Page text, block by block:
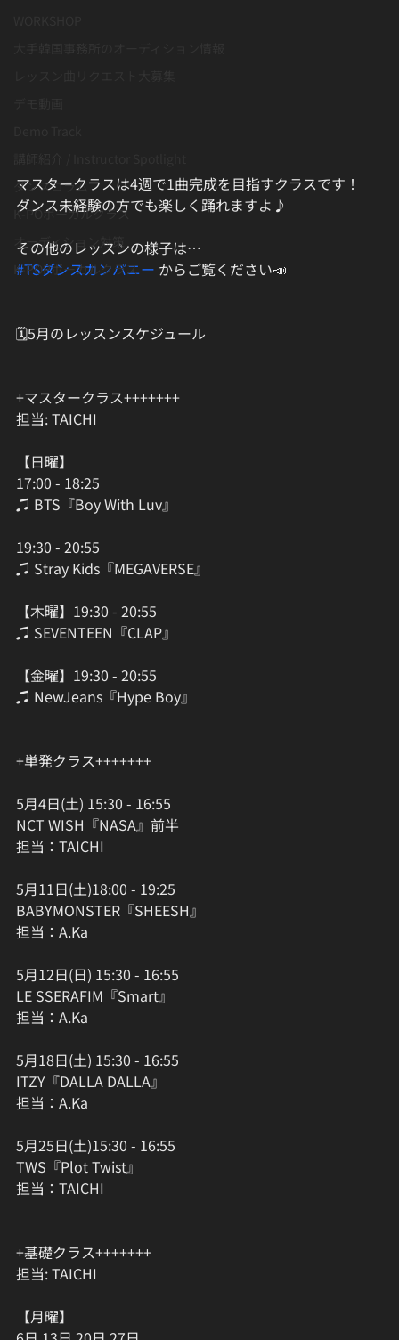
ダンスコラム
K-POボーカルクラス
オーディション対策
K-POPボーカルクラス
マスタークラスは4週で1曲完成を目指すクラスです！
ダンス未経験の方でも楽しく踊れますよ♪
その他のレッスンの様子は…
#TSダンスカンパニー からご覧ください📣
🗓5月のレッスンスケジュール
+マスタークラス+++++++
担当: TAICHI
【日曜】
17:00 - 18:25
♫ BTS『Boy With Luv』
19:30 - 20:55
♫ Stray Kids『MEGAVERSE』
【木曜】19:30 - 20:55
♫ SEVENTEEN『CLAP』
【金曜】19:30 - 20:55
♫ NewJeans『Hype Boy』
+単発クラス+++++++
5月4日(土) 15:30 - 16:55
NCT WISH『NASA』前半
担当：TAICHI
5月11日(土)18:00 - 19:25
BABYMONSTER『SHEESH』
担当：A.Ka
5月12日(日) 15:30 - 16:55
LE SSERAFIM『Smart』
担当：A.Ka
5月18日(土) 15:30 - 16:55
ITZY『DALLA DALLA』
担当：A.Ka
5月25日(土)15:30 - 16:55
TWS『Plot Twist』
担当：TAICHI
+基礎クラス+++++++
担当: TAICHI
【月曜】